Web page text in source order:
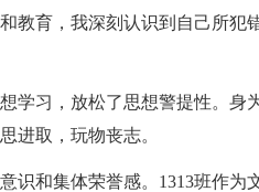
教育，我深刻认识到自己所犯
学习，放松了思想警提性。身
进取，玩物丧志。
识和集体荣誉感。1313班作